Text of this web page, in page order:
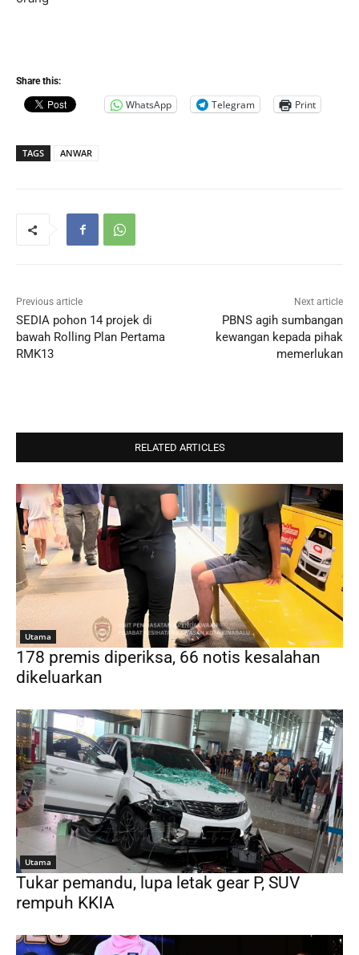
Share this:
WhatsApp Telegram Print
TAGS ANWAR
Previous article
SEDIA pohon 14 projek di
bawah Rolling Plan Pertama
RMK13
Next article
PBNS agih sumbangan
kewangan kepada pihak
memerlukan
RELATED ARTICLES
Utama
178 premis diperiksa, 66 notis kesalahan
dikeluarkan
Utama
Tukar pemandu, lupa letak gear P, SUV
rempuh KKIA